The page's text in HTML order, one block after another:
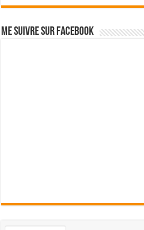
Me suivre sur Facebook